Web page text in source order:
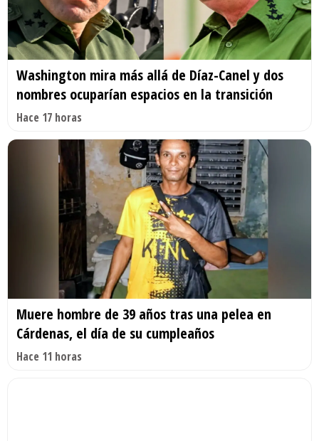
Washington mira más allá de Díaz-Canel y dos
nombres ocuparían espacios en la transición
Hace 17 horas
Muere hombre de 39 años tras una pelea en
Cárdenas, el día de su cumpleaños
Hace 11 horas